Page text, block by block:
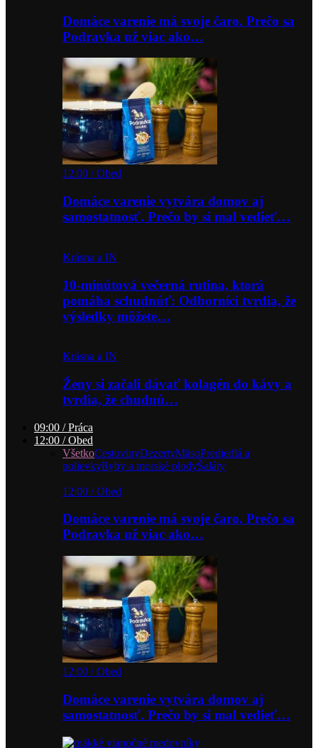
Domáce varenie má svoje čaro. Prečo sa
Podravka už viac ako…
12:00 / Obed
Domáce varenie vytvára domov aj
samostatnosť. Prečo by si mal vedieť…
Krásna a IN
10-minútová večerná rutina, ktorá
pomáha schudnúť: Odborníci tvrdia, že
výsledky môžete…
Krásna a IN
Ženy si začali dávať kolagén do kávy a
tvrdia, že chudnú…
09:00 / Práca
12:00 / Obed
VšetkoCestovinyDezertyMäsoPredjedlá a
polievkyRyby a morské plodyŠaláty
12:00 / Obed
Domáce varenie má svoje čaro. Prečo sa
Podravka už viac ako…
12:00 / Obed
Domáce varenie vytvára domov aj
samostatnosť. Prečo by si mal vedieť…